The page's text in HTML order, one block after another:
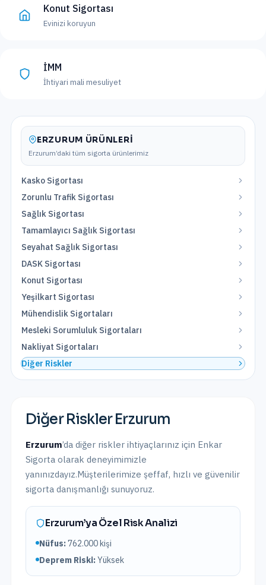
Konut Sigortası
Evinizi koruyun
İMM
İhtiyari mali mesuliyet
ERZURUM ÜRÜNLERI
Erzurum’daki tüm sigorta ürünlerimiz
Kasko Sigortası
Zorunlu Trafik Sigortası
Sağlık Sigortası
Tamamlayıcı Sağlık Sigortası
Seyahat Sağlık Sigortası
DASK Sigortası
Konut Sigortası
Yeşilkart Sigortası
Mühendislik Sigortaları
Mesleki Sorumluluk Sigortaları
Nakliyat Sigortaları
Diğer Riskler
Diğer RisklerErzurum
Erzurum’da diğer riskler ihtiyaçlarınız için Enkar
Sigorta olarak deneyimimizle
yanınızdayız.Müşterilerimize şeffaf, hızlı ve güvenilir
sigorta danışmanlığı sunuyoruz.
Erzurum’ya Özel Risk Analizi
Nüfus:762.000kişi
Deprem Riski:Yüksek